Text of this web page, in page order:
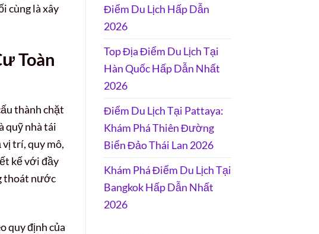
cùng là xây
Toàn
thành chặt
quỹ nhà tái
vị trí, quy mô,
kế với đầy
thoát nước
quy định của
Điểm Du Lịch Hấp Dẫn
2026
Top Địa Điểm Du Lịch Tại
Hàn Quốc Hấp Dẫn Nhất
2026
Điểm Du Lịch Tại Pattaya:
Khám Phá Thiên Đường
Biển Đảo Thái Lan 2026
Khám Phá Điểm Du Lịch Tại
Bangkok Hấp Dẫn Nhất
2026